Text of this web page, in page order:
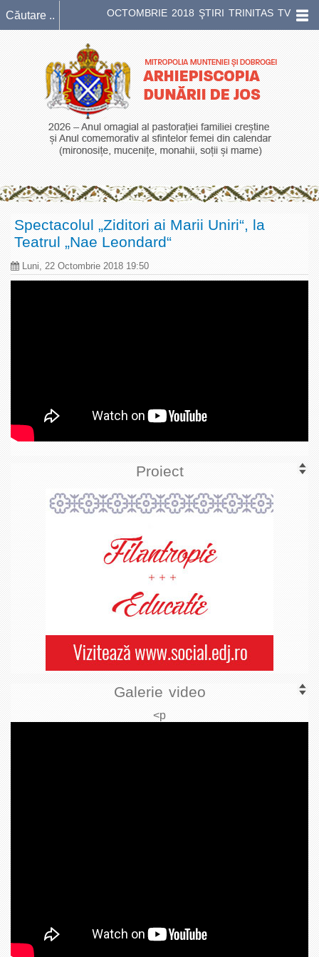
OCTOMBRIE 2018 ŞTIRI TRINITAS TV
Spectacolul „Ziditori ai Marii Uniri“, la
Teatrul „Nae Leondard“
Luni, 22 Octombrie 2018 19:50
Proiect
Galerie video
<p